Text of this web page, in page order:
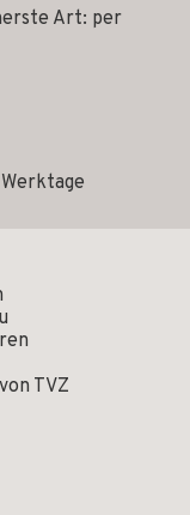
Art: per
TVZ